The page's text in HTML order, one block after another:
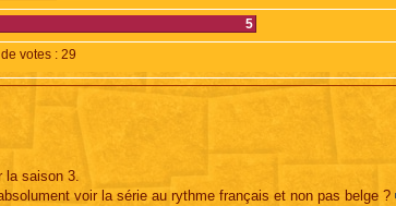
5
votes : 29
la saison 3.
voir la série au rythme français et non pas belge ?